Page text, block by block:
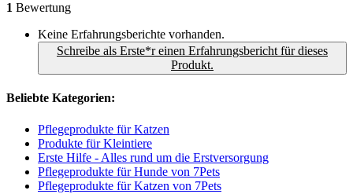
1 Bewertung
Keine Erfahrungsberichte vorhanden.
Schreibe als Erste*r einen Erfahrungsbericht für dieses
Produkt.
Beliebte Kategorien:
Pflegeprodukte für Katzen
Produkte für Kleintiere
Erste Hilfe - Alles rund um die Erstversorgung
Pflegeprodukte für Hunde von 7Pets
Pflegeprodukte für Katzen von 7Pets